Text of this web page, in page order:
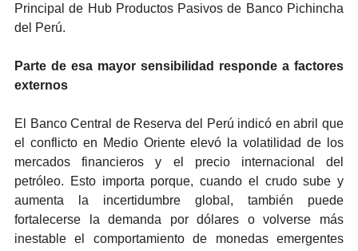
Principal de Hub Productos Pasivos de Banco Pichincha
del Perú.
Parte de esa mayor sensibilidad responde a factores
externos
El Banco Central de Reserva del Perú indicó en abril que
el conflicto en Medio Oriente elevó la volatilidad de los
mercados financieros y el precio internacional del
petróleo. Esto importa porque, cuando el crudo sube y
aumenta la incertidumbre global, también puede
fortalecerse la demanda por dólares o volverse más
inestable el comportamiento de monedas emergentes